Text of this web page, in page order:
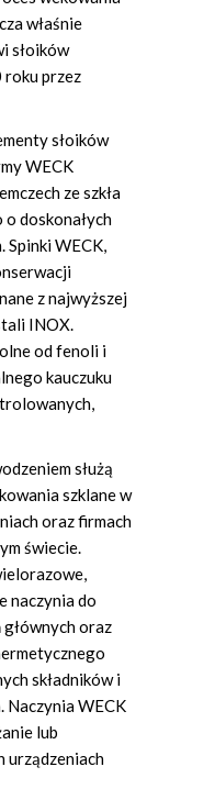
właśnie
słoików
przez
słoików
WECK
ze szkła
doskonałych
Spinki WECK,
z najwyższej
INOX.
od fenoli i
kauczuku
służą
szklane w
oraz firmach
świecie.
naczynia do
głównych oraz
składników i
WECK
lub
urządzeniach